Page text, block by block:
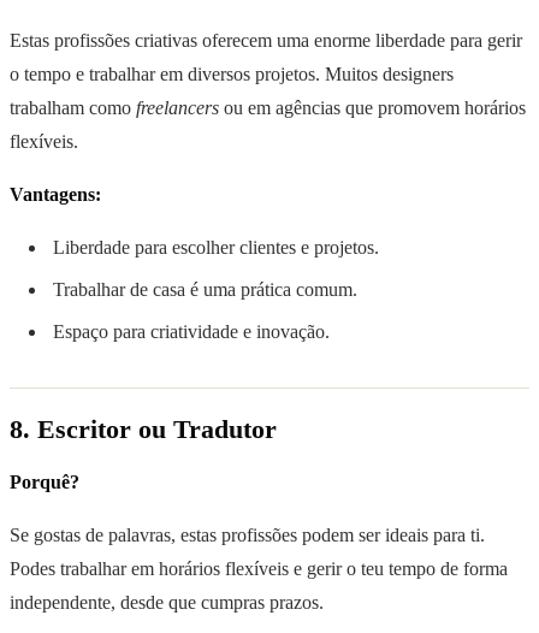
Estas profissões criativas oferecem uma enorme liberdade para gerir
o tempo e trabalhar em diversos projetos. Muitos designers
trabalham como freelancers ou em agências que promovem horários
flexíveis.
Vantagens:
Liberdade para escolher clientes e projetos.
Trabalhar de casa é uma prática comum.
Espaço para criatividade e inovação.
8. Escritor ou Tradutor
Porquê?
Se gostas de palavras, estas profissões podem ser ideais para ti.
Podes trabalhar em horários flexíveis e gerir o teu tempo de forma
independente, desde que cumpras prazos.